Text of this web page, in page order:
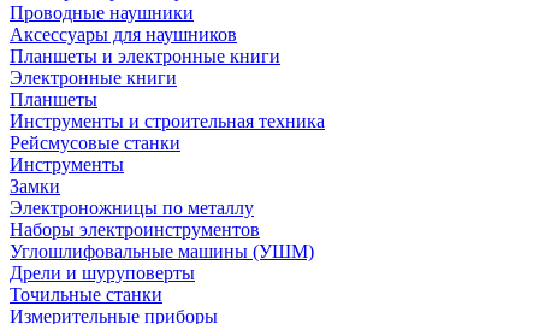
Проводные наушники
Аксессуары для наушников
Планшеты и электронные книги
Электронные книги
Планшеты
Инструменты и строительная техника
Рейсмусовые станки
Инструменты
Замки
Электроножницы по металлу
Наборы электроинструментов
Углошлифовальные машины (УШМ)
Дрели и шуруповерты
Точильные станки
Измерительные приборы